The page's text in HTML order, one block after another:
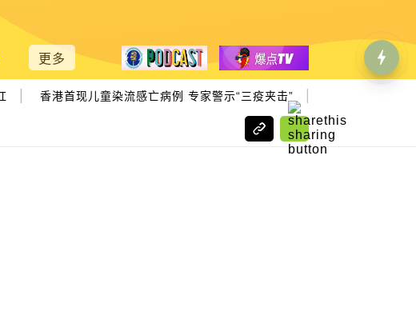
更多
| 香港首现儿童染流感亡病例 专家警示“三疫夹击” |